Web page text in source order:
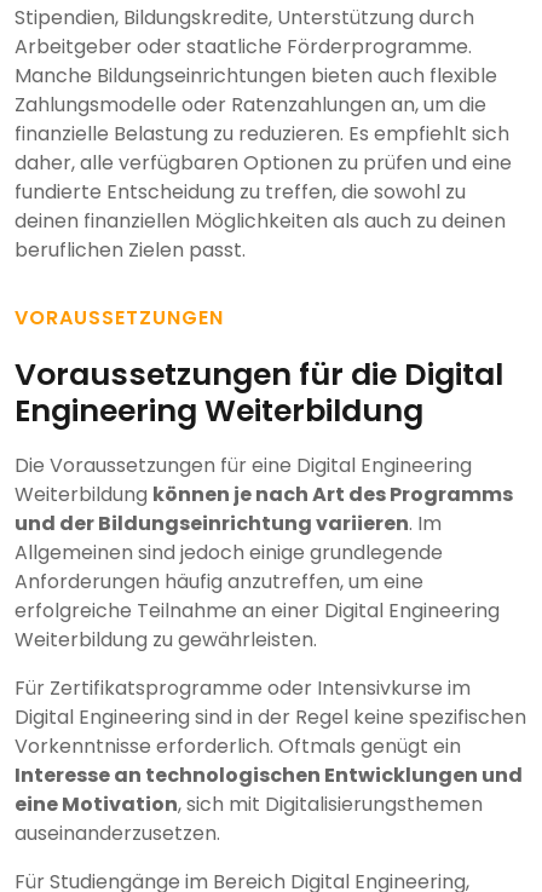
Stipendien, Bildungskredite, Unterstützung durch
Arbeitgeber oder staatliche Förderprogramme.
Manche Bildungseinrichtungen bieten auch flexible
Zahlungsmodelle oder Ratenzahlungen an, um die
finanzielle Belastung zu reduzieren. Es empfiehlt sich
daher, alle verfügbaren Optionen zu prüfen und eine
fundierte Entscheidung zu treffen, die sowohl zu
deinen finanziellen Möglichkeiten als auch zu deinen
beruflichen Zielen passt.
VORAUSSETZUNGEN
Voraussetzungen für die Digital
Engineering Weiterbildung
Die Voraussetzungen für eine Digital Engineering
Weiterbildung können je nach Art des Programms
und der Bildungseinrichtung variieren. Im
Allgemeinen sind jedoch einige grundlegende
Anforderungen häufig anzutreffen, um eine
erfolgreiche Teilnahme an einer Digital Engineering
Weiterbildung zu gewährleisten.
Für Zertifikatsprogramme oder Intensivkurse im
Digital Engineering sind in der Regel keine spezifischen
Vorkenntnisse erforderlich. Oftmals genügt ein
Interesse an technologischen Entwicklungen und
eine Motivation, sich mit Digitalisierungsthemen
auseinanderzusetzen.
Für Studiengänge im Bereich Digital Engineering,